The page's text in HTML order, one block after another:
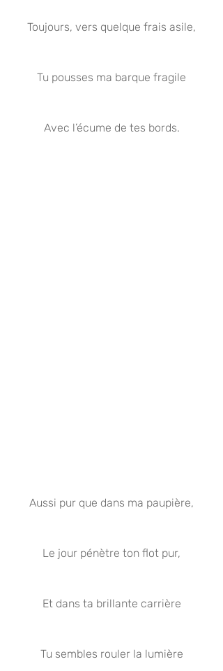
Toujours, vers quelque frais asile,
Tu pousses ma barque fragile
Avec l’écume de tes bords.
Aussi pur que dans ma paupière,
Le jour pénètre ton flot pur,
Et dans ta brillante carrière
Tu sembles rouler la lumière